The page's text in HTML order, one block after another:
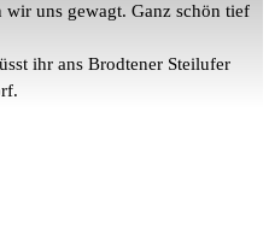
uns gewagt. Ganz schön tief
ihr ans Brodtener Steilufer